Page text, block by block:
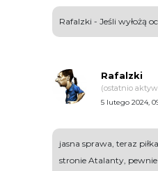
Rafalzki - Jeśli wyłożą
Rafalzki
(ostatnio
5 lutego 2024,
jasna sprawa, teraz
stronie Atalanty,